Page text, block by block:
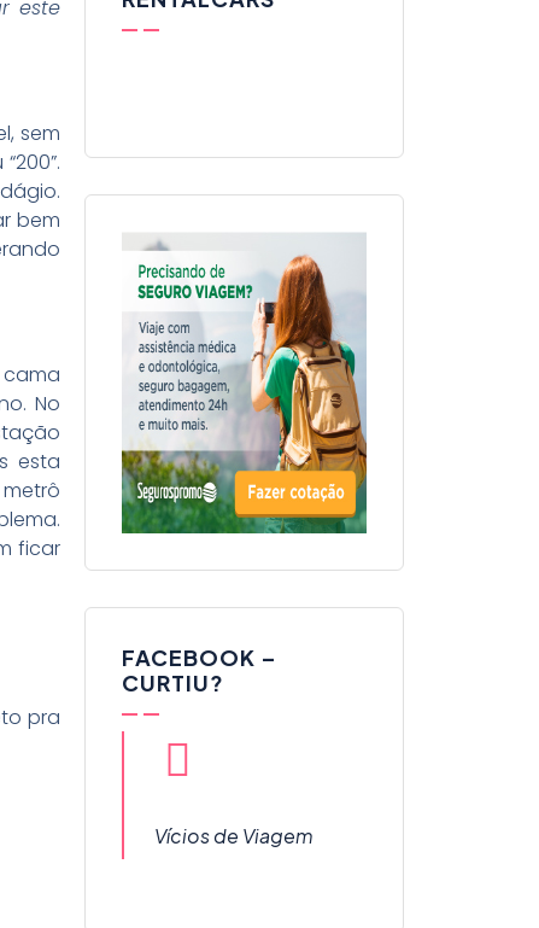
este
sem
bem
cama
No
esta
ficar
pra
FACEBOOK –
CURTIU?
Vícios de Viagem